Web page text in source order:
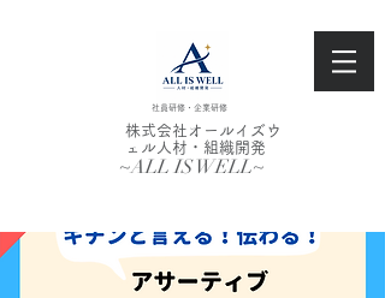
社員研修・企業研修
株式会社オールイズウ
ェル人材・組織開発
~ALL IS WELL~